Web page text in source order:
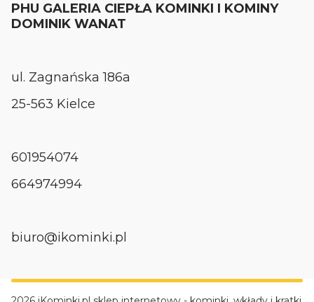
PHU GALERIA CIEPŁA KOMINKI I KOMINY
DOMINIK WANAT
ul. Zagnańska 186a
25-563 Kielce
601954074
664974994
biuro@ikominki.pl